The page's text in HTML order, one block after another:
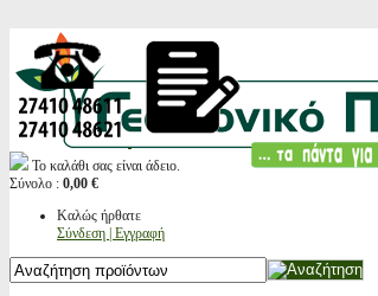
Το καλάθι σας είναι άδειο.
Σύνολο : 0,00 €
Καλώς ήρθατε
Σύνδεση | Εγγραφή